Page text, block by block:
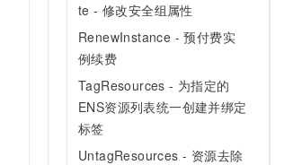
te - 修改安全组属性
RenewInstance - 预付费实
例续费
TagResources - 为指定的
ENS资源列表统一创建并绑定
标签
UntagResources - 资源去除